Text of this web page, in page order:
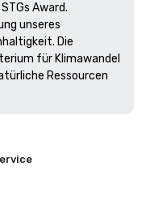
Award.
unseres
Die
für Klimawandel
Ressourcen